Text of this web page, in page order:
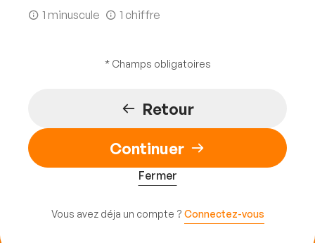
1 minuscule
1 chiffre
* Champs obligatoires
Retour
Fermer
Continuer
Vous avez déja un compte ? Connectez-vous